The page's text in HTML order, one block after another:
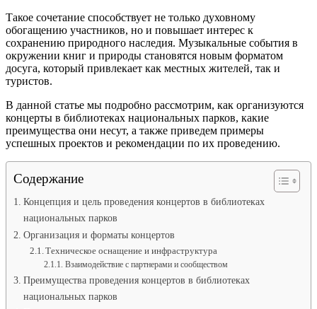
Такое сочетание способствует не только духовному
обогащению участников, но и повышает интерес к
сохранению природного наследия. Музыкальные события в
окружении книг и природы становятся новым форматом
досуга, который привлекает как местных жителей, так и
туристов.
В данной статье мы подробно рассмотрим, как организуются
концерты в библиотеках национальных парков, какие
преимущества они несут, а также приведем примеры
успешных проектов и рекомендации по их проведению.
Содержание
Концепция и цель проведения концертов в библиотеках
национальных парков
Организация и форматы концертов
Техническое оснащение и инфраструктура
Взаимодействие с партнерами и сообществом
Преимущества проведения концертов в библиотеках
национальных парков